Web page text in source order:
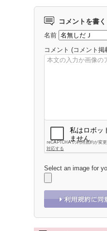
コメントを書く
名前
コメント (コメント掲
Select an image for